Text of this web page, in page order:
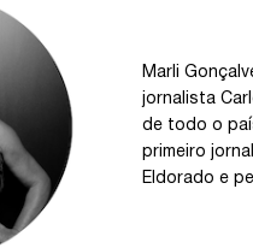
Marli
jornalista
de todo o
primeiro
Eldorado e